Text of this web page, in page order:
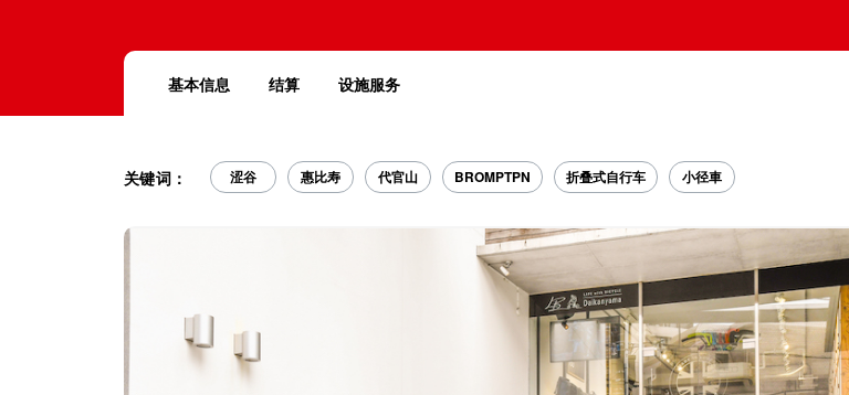
基本信息 结算 设施服务
关键词： 涩谷 惠比寿 代官山 BROMPTPN 折叠式自行车 小径車